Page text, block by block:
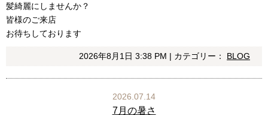
髪綺麗にしませんか？
皆様のご来店
お待ちしております
2026年8月1日 3:38 PM | カテゴリー：BLOG
2026.07.14
7月の暑さ